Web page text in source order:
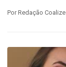
Por Redação